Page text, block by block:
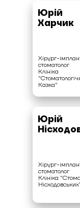
Юрій
Харчик
Хірург-
стоматолог
Клініка
Казка"
Юрій
Хірург-
стоматолог
Клініка